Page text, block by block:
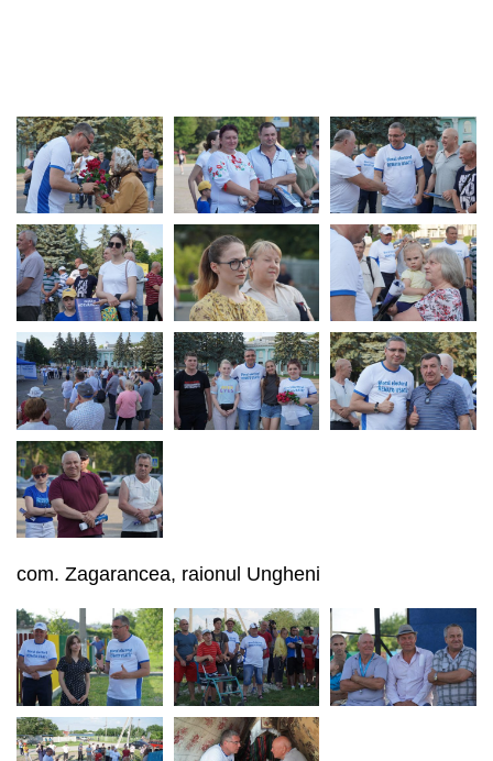
com. Zagarancea, raionul Ungheni